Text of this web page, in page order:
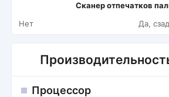
Сканер отпечатков
Нет
Да,
Процессор